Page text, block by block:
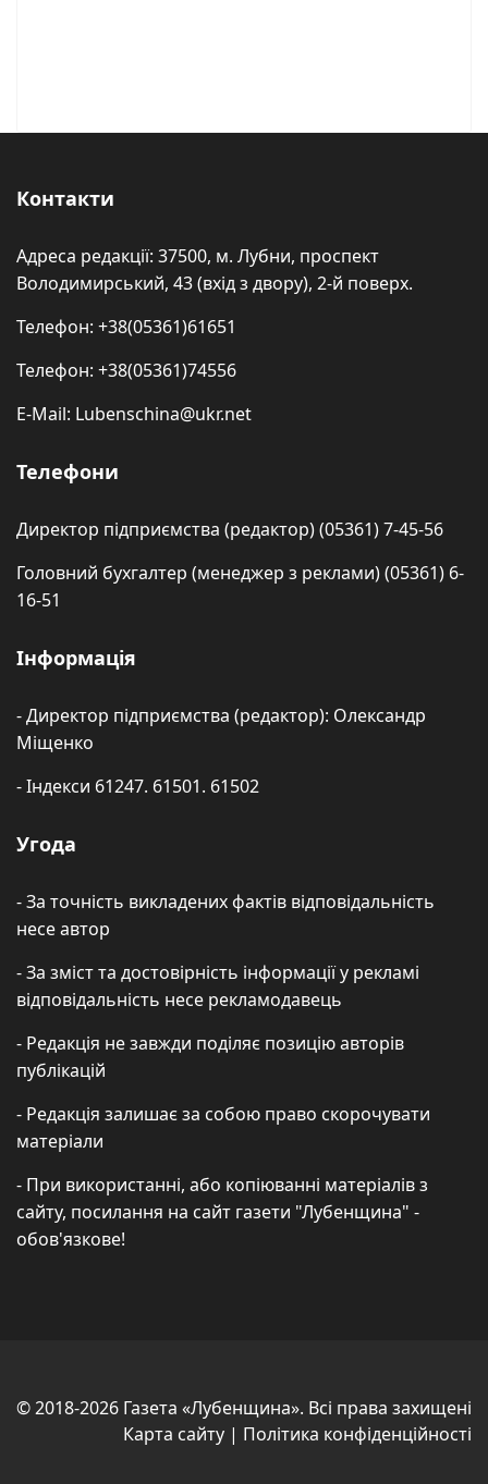
Контакти
Адреса редакції: 37500, м. Лубни, проспект
Володимирський, 43 (вхід з двору), 2-й поверх.
Телефон: +38(05361)61651
Телефон: +38(05361)74556
E-Mail: Lubenschina@ukr.net
Телефони
Директор підприємства (редактор) (05361) 7-45-56
Головний бухгалтер (менеджер з реклами) (05361) 6-
16-51
Інформація
- Директор підприємства (редактор): Олександр
Міщенко
- Індекси 61247. 61501. 61502
Угода
- За точність викладених фактів відповідальність
несе автор
- За зміст та достовірність інформації у рекламі
відповідальність несе рекламодавець
- Редакція не завжди поділяє позицію авторів
публікацій
- Редакція залишає за собою право скорочувати
матеріали
- При використанні, або копіюванні матеріалів з
сайту, посилання на сайт газети "Лубенщина" -
обов'язкове!
© 2018-2026 Газета «Лубенщина». Всі права захищені
Карта сайту | Політика конфіденційності